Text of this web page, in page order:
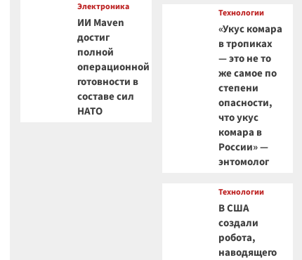
Электроника
ИИ Maven
достиг
полной
операционной
готовности в
составе сил
НАТО
Технологии
«Укус комара
в тропиках
— это не то
же самое по
степени
опасности,
что укус
комара в
России» —
энтомолог
Технологии
В США
создали
робота,
наводящего